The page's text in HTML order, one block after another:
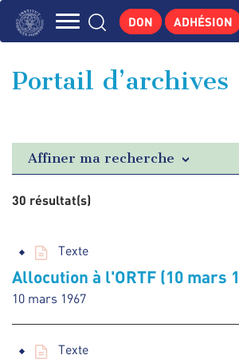
Aller
principale
GEORGES POMPIDOU
PUBLICATIONS
ACTUALITÉS
DON ADHÉSION
Portail d’archives
Affiner ma recherche
30 résultat(s)
Texte
Allocution à l'ORTF (10 mars
10 mars 1967
Texte
Panneau de gestion des cookies